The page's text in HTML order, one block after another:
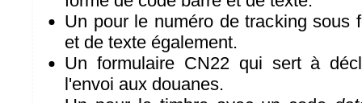
Un pour le numéro de tracking sous
et de texte également.
Un formulaire CN22 qui sert à
l'envoi aux douanes.